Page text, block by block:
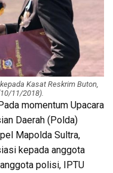
Kasat Reskrim Buton,
11/2018).
momentum Upacara
Daerah (Polda)
Mapolda Sultra,
kepada anggota
polisi, IPTU